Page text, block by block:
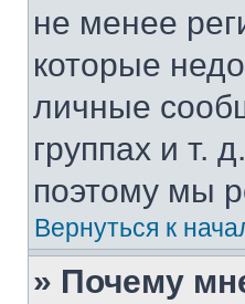
не менее
которые
личные
группах и т.
поэтому мы
Вернуться к
» Почему